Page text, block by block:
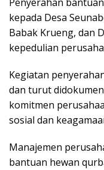
kepada Desa
Babak Krueng, dan
kepedulian
Kegiatan
dan turut
komitmen
sosial dan
Manajemen
bantuan hewan